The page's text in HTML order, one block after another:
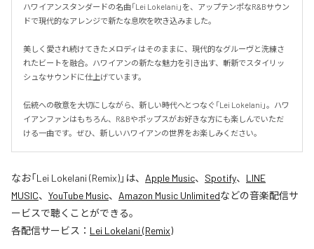
ハワイアンスタンダードの名曲「Lei Lokelani」を、アップテンポなR&Bサウン
ドで現代的なアレンジで新たな息吹を吹き込みました。
美しく愛され続けてきたメロディはそのままに、現代的なグルーヴと洗練さ
れたビートを融合。ハワイアンの新たな魅力を引き出す、斬新でスタイリッ
シュなサウンドに仕上げています。
伝統への敬意を大切にしながら、新しい時代へとつなぐ「Lei Lokelani」。ハワ
イアンファンはもちろん、R&Bやポップスがお好きな方にも楽しんでいただ
ける一曲です。ぜひ、新しいハワイアンの世界をお楽しみください。
なお「Lei Lokelani (Remix)」は、 Apple Music、 Spotify、 LINE
MUSIC、 YouTube Music、 Amazon Music Unlimitedなどの音楽配信サ
ービスで聴くことができる。
各配信サービス： Lei Lokelani (Remix)